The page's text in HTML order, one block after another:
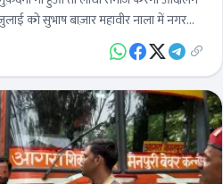
को सुभाष बाज़ार महावीर नाला में नगर